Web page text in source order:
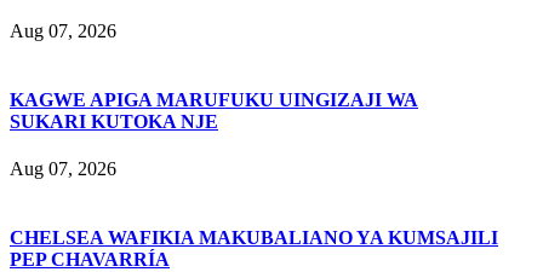
Aug 07, 2026
KAGWE APIGA MARUFUKU UINGIZAJI WA
SUKARI KUTOKA NJE
Aug 07, 2026
CHELSEA WAFIKIA MAKUBALIANO YA KUMSAJILI
PEP CHAVARRÍA